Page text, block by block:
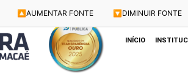
🔼 AUMENTAR FONTE 🔽 DIMINUIR FONTE
Dias e
INÍCIO